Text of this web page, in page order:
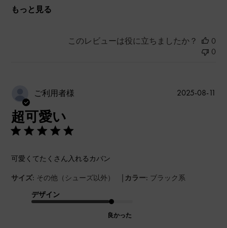
もっと見る
このレビューは役に立ちましたか？
0
0
ご利用者様
超可愛い
可愛くてたくさん入れるカバン
サイズ: その他（シューズ以外） | カラー: ブラック系
デザイン
良かった
2025-08-11